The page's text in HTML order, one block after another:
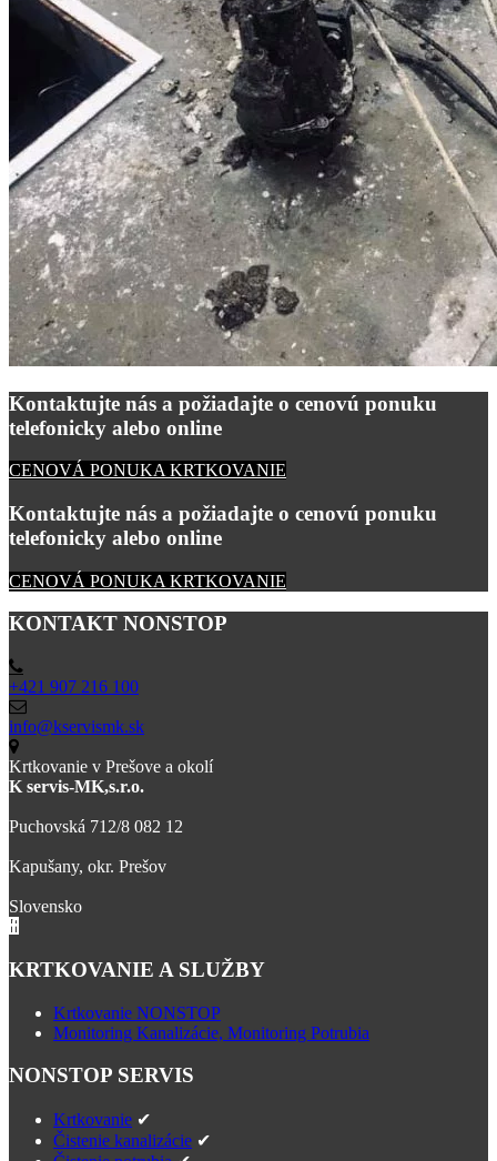
Kontaktujte nás a požiadajte o cenovú ponuku
telefonicky alebo online
CENOVÁ PONUKA KRTKOVANIE
Kontaktujte nás a požiadajte o cenovú ponuku
telefonicky alebo online
CENOVÁ PONUKA KRTKOVANIE
KONTAKT NONSTOP
+421 907 216 100
info@kservismk.sk
Krtkovanie v Prešove a okolí
K servis-MK,s.r.o.
Puchovská 712/8 082 12
Kapušany, okr. Prešov
Slovensko
KRTKOVANIE A SLUŽBY
Krtkovanie NONSTOP
Monitoring Kanalizácie, Monitoring Potrubia
NONSTOP SERVIS
Krtkovanie ✔
Čistenie kanalizácie ✔